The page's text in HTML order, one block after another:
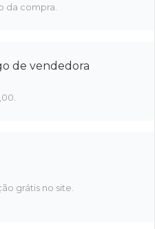
da compra.
de vendedora
grátis no site.